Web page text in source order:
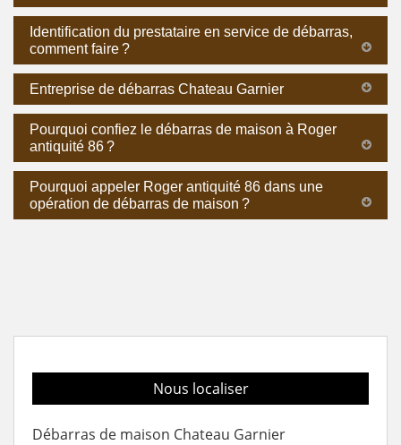
Identification du prestataire en service de débarras,
comment faire ?
Entreprise de débarras Chateau Garnier
Pourquoi confiez le débarras de maison à Roger
antiquité 86 ?
Pourquoi appeler Roger antiquité 86 dans une
opération de débarras de maison ?
Nous localiser
Débarras de maison Chateau Garnier